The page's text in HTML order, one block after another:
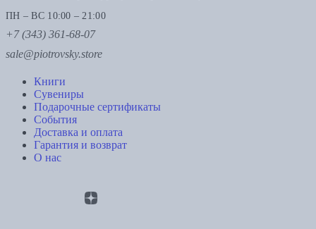
ПН – ВС 10:00 – 21:00
+7 (343) 361-68-07
sale@piotrovsky.store
Книги
Сувениры
Подарочные сертификаты
События
Доставка и оплата
Гарантия и возврат
О нас